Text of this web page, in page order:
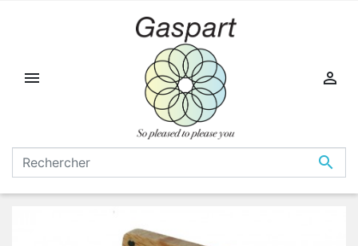


